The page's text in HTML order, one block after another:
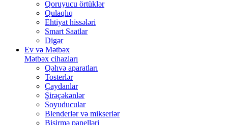
Qoruyucu örtüklər
Qulaqlıq
Ehtiyat hissələri
Smart Saatlar
Digər
Ev və Mətbəx
Mətbəx cihazları
Qəhvə aparatları
Tosterlər
Çaydanlar
Şirəçəkənlər
Soyuducular
Blenderlər və mikserlər
Bişirmə panelləri